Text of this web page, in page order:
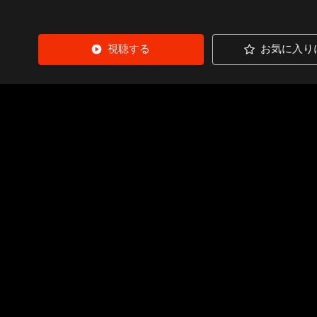
視聴する お気に入り